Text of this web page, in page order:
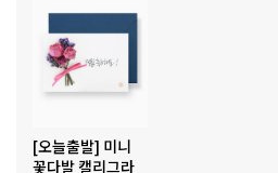
[오늘출발] 미니
꽃다발 캘리그라